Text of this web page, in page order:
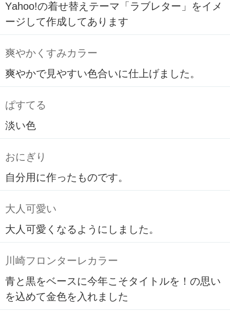
Yahoo!の着せ替えテーマ「ラブレター」をイメ
ージして作成してあります
爽やかくすみカラー
爽やかで見やすい色合いに仕上げました。
ぱすてる
淡い色
おにぎり
自分用に作ったものです。
大人可愛い
大人可愛くなるようにしました。
川崎フロンターレカラー
青と黒をベースに今年こそタイトルを！の思い
を込めて金色を入れました